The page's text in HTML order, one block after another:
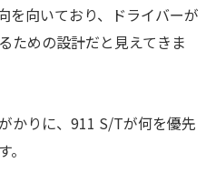
を向いており、ドライバーが
ための設計だと見えてきま
かりに、911 S/Tが何を優先